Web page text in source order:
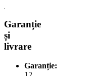
Garanție
și
livrare
Garanție: